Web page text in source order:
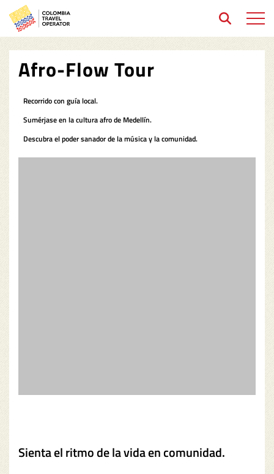
Open
Afro-Flow Tour
Recorrido con guía local.
Sumérjase en la cultura afro de Medellín.
Descubra el poder sanador de la música y la comunidad.
Sienta el ritmo de la vida en comunidad.